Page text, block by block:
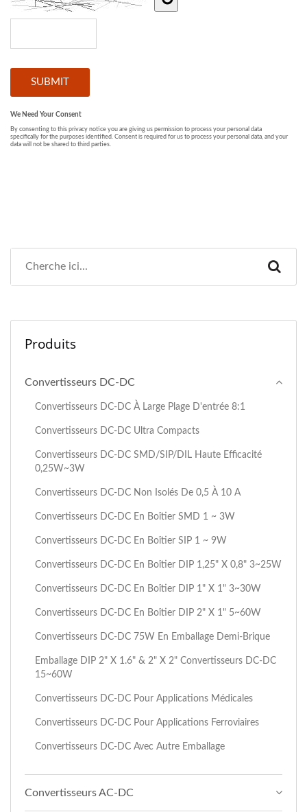
Produits
Convertisseurs DC-DC
Convertisseurs DC-DC À Large Plage D'entrée 8:1
Convertisseurs DC-DC Ultra Compacts
Convertisseurs DC-DC SMD/SIP/DIL Haute Efficacité
0,25W~3W
Convertisseurs DC-DC Non Isolés De 0,5 À 10 A
Convertisseurs DC-DC En Boîtier SMD 1 ~ 3W
Convertisseurs DC-DC En Boîtier SIP 1 ~ 9W
Convertisseurs DC-DC En Boîtier DIP 1,25" X 0,8" 3~25W
Convertisseurs DC-DC En Boîtier DIP 1" X 1" 3~30W
Convertisseurs DC-DC En Boîtier DIP 2" X 1" 5~60W
Convertisseurs DC-DC 75W En Emballage Demi-Brique
Emballage DIP 2" X 1.6" & 2" X 2" Convertisseurs DC-DC
15~60W
Convertisseurs DC-DC Pour Applications Médicales
Convertisseurs DC-DC Pour Applications Ferroviaires
Convertisseurs DC-DC Avec Autre Emballage
Convertisseurs AC-DC